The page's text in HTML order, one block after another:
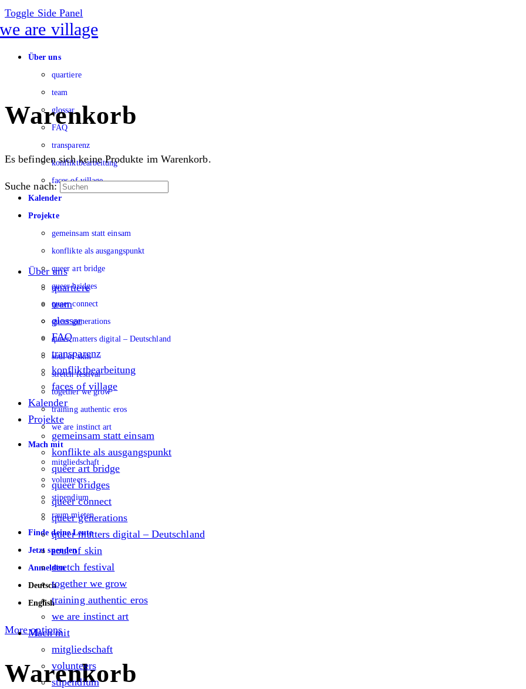
Toggle Side Panel
Über uns
quartiere
team
glossar
FAQ
transparenz
konfliktbearbeitung
faces of village
Kalender
Projekte
gemeinsam statt einsam
konflikte als ausgangspunkt
queer art bridge
queer bridges
queer connect
queer generations
queer matters digital – Deutschland
soul of skin
stretch festival
together we grow
training authentic eros
we are instinct art
Mach mit
mitgliedschaft
volunteers
stipendium
raum mieten
Finde deine Leute
Jetzt spenden
Anmelden
Deutsch
English
More options
Warenkorb
Warenkorb
Es befinden sich keine Produkte im Warenkorb.
Suche nach:
Über uns
quartiere
team
glossar
FAQ
transparenz
konfliktbearbeitung
faces of village
Kalender
Projekte
gemeinsam statt einsam
konflikte als ausgangspunkt
queer art bridge
queer bridges
queer connect
queer generations
queer matters digital – Deutschland
soul of skin
stretch festival
together we grow
training authentic eros
we are instinct art
Mach mit
mitgliedschaft
volunteers
stipendium